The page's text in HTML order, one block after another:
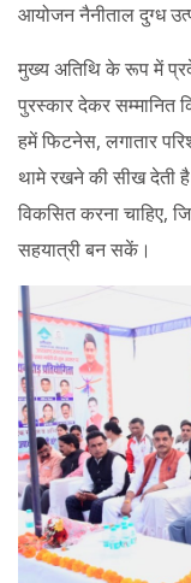
आयोजन नैनीताल दुग्ध
मुख्य अतिथि के रूप में
पुरस्कार देकर सम्मानित
हमें फिटनेस, लगातार
थामे रखने की सीख देती
विकसित करना चाहिए,
सहयात्री बन सकें।